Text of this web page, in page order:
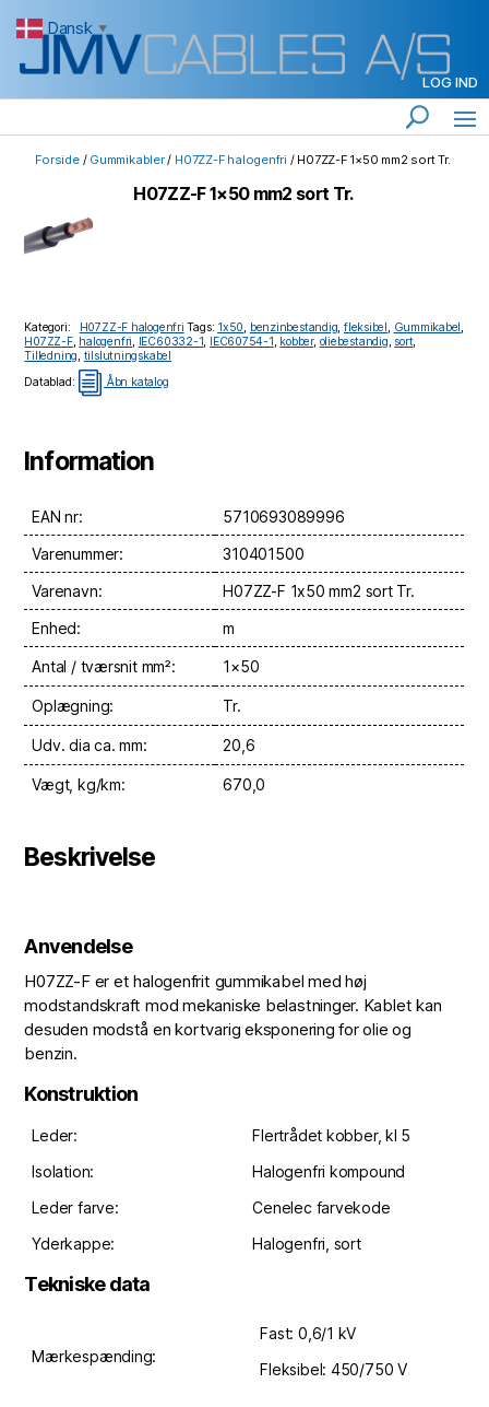
LOG IND
Forside/ Gummikabler/ H07ZZ-F halogenfri / H07ZZ-F 1×50 mm2 sort Tr.
H07ZZ-F 1×50 mm2 sort Tr.
Kategori: H07ZZ-F halogenfri Tags: 1x50, benzinbestandig, fleksibel, Gummikabel,
H07ZZ-F, halogenfri, IEC60332-1, IEC60754-1, kobber, oliebestandig, sort,
Tilledning, tilslutningskabel
Datablad: i Åbn katalog
Information
EAN nr:
5710693089996
Varenummer:
310401500
Varenavn:
H07ZZ-F 1x50 mm2 sort Tr.
Enhed:
m
Antal / tværsnit mm²: 1×50
Oplægning: Tr.
Udv. dia ca. mm: 20,6
Vægt, kg/km: 670,0
Beskrivelse
Anvendelse
H07ZZ-F er et halogenfrit gummikabel med høj
modstandskraft mod mekaniske belastninger. Kablet kan
desuden modstå en kortvarig eksponering for olie og
benzin.
Konstruktion
Leder:
Flertrådet kobber, kl 5
Isolation:
Halogenfri kompound
Leder farve:
Cenelec farvekode
Yderkappe:
Halogenfri, sort
Tekniske data
Mærkespænding:
Fast: 0,6/1 kV
Fleksibel: 450/750 V
Dansk ▼